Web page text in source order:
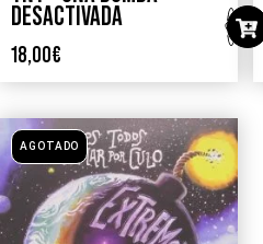
DESACTIVADA
18,00€
AGOTADO